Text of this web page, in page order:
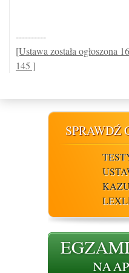
----------
[Ustawa została ogłoszona
145 ]
SPRAWDŹ